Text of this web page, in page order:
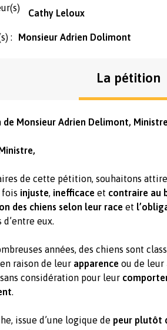
Cathy Leloux
: Monsieur Adrien Dolimont
La pétition
de Monsieur Adrien Delimont,
de cette pétition, souhaitons
fois injuste, inefficace et contraire au
des chiens selon leur race et
eux.
années, des chiens sont
raison de leur apparence ou de leur
considération pour leur
.
issue d’une logique de peur plutôt